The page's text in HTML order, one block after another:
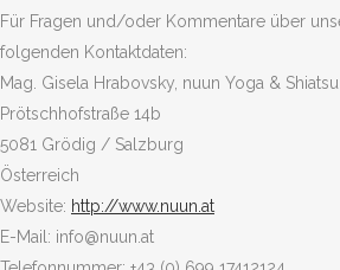
Für Fragen und/oder Kommentare über
folgenden Kontaktdaten:
Mag. Gisela Hrabovsky, nuun Yoga & Shiatsu
Prötschhofstraße 14b
5081 Grödig / Salzburg
Österreich
Website: http://www.nuun.at
E-Mail: info@nuun.at
LINKS
Cookie-Richtlinie (EU)